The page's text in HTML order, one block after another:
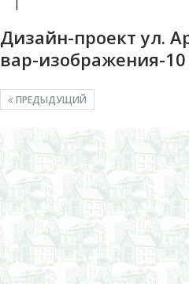
Дизайн-проект ул.
вар-изображения-10
ПРЕДЫДУЩИЙ